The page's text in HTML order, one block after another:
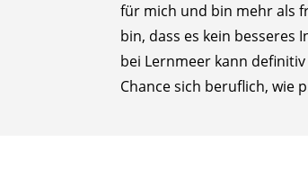
für mich und bin mehr als
bin, dass es kein besseres
bei Lernmeer kann
Chance sich beruflich, wie